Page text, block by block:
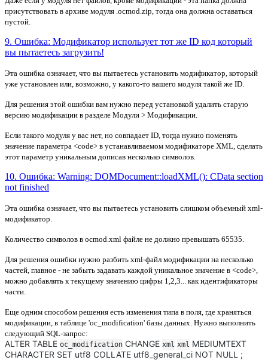
присутствовать в архиве модуля .ocmod.zip, тогда она должна оставаться
пустой.
9. Ошибка: Модификатор использует тот же ID код который
вы пытаетесь загрузить!
Эта ошибка означает, что вы пытаетесь установить модификатор, который
уже установлен или, возможно, у какого-то вашего модуля такой же ID.
Для решения этой ошибки вам нужно перед установкой удалить старую
версию модификации в разделе Модули > Модификации.
Если такого модуля у вас нет, но совпадает ID, тогда нужно поменять
значение параметра <code> в устанавливаемом модификаторе XML, сделать
этот параметр уникальным дописав несколько символов.
10. Ошибка: Warning: DOMDocument::loadXML(): CData section
not finished
Эта ошибка означает, что вы пытаетесь установить слишком объемный xml-
модификатор.
Количество символов в ocmod.xml файле не должно превышать 65535
Для решения ошибки нужно разбить xml-файл модификации на несколько
частей, главное - не забыть задавать каждой уникальное значение в <code>,
можно добавлять к текущему значению цифры 1,2,3... как идентификаторы
части.
Еще одним способом решения есть изменения типа в поля, где храняться
модификации, в таблице 'oc_modification' базы данных. Нужно выполнить
следующий SQL-запрос:
ALTER TABLE oc_modification CHANGE xml xml MEDIUMTEXT
CHARACTER SET utf8 COLLATE utf8_general_ci NOT NULL ;